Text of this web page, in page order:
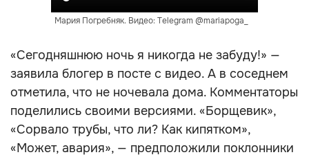
Мария Погребняк. Видео: Telegram @mariapoga_
«Сегодняшнюю ночь я никогда не забуду!» —
заявила блогер в посте с видео. А в соседнем
отметила, что не ночевала дома. Комментаторы
поделились своими версиями. «Борщевик»,
«Сорвало трубы, что ли? Как кипятком»,
«Может, авария», — предположили поклонники